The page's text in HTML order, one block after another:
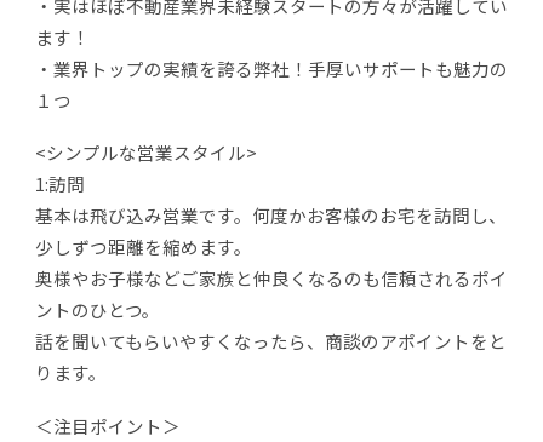
・実はほぼ不動産業界未経験スタートの方々が活躍してい
ます！
・業界トップの実績を誇る弊社！手厚いサポートも魅力の
１つ
<シンプルな営業スタイル>
1:訪問
基本は飛び込み営業です。何度かお客様のお宅を訪問し、
少しずつ距離を縮めます。
奥様やお子様などご家族と仲良くなるのも信頼されるポイ
ントのひとつ。
話を聞いてもらいやすくなったら、商談のアポイントをと
ります。
＜注目ポイント＞